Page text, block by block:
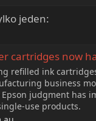
jeden:
now has legal
refilled ink
business
Epson judgment has
use products.